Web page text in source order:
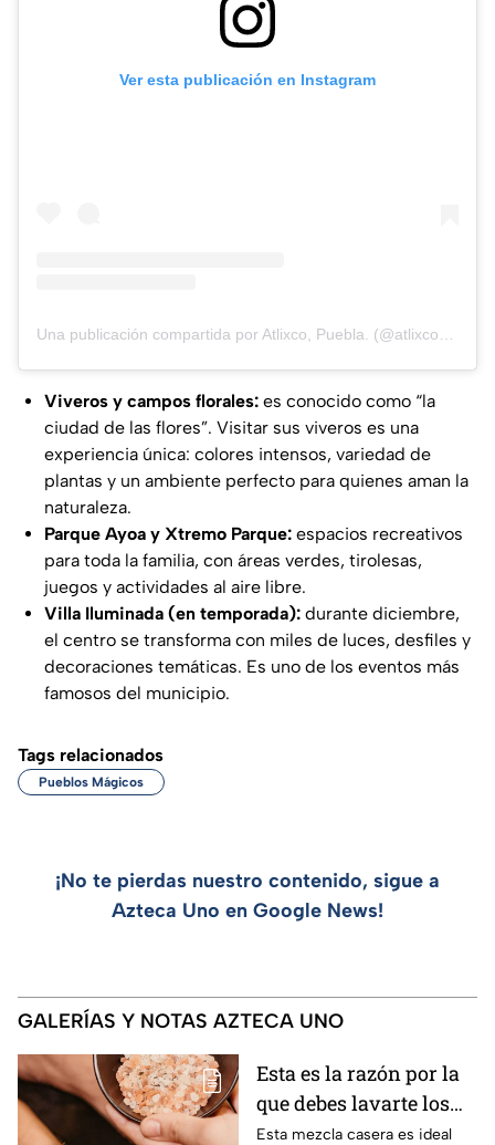
Ver esta publicación en Instagram
Viveros y campos florales: es conocido como “la
ciudad de las flores”. Visitar sus viveros es una
experiencia única: colores intensos, variedad de
plantas y un ambiente perfecto para quienes aman la
naturaleza.
Parque Ayoa y Xtremo Parque: espacios recreativos
para toda la familia, con áreas verdes, tirolesas,
juegos y actividades al aire libre.
Villa Iluminada (en temporada): durante diciembre,
el centro se transforma con miles de luces, desfiles y
decoraciones temáticas. Es uno de los eventos más
famosos del municipio.
Tags relacionados
Pueblos Mágicos
¡No te pierdas nuestro contenido, sigue a
Azteca Uno en Google News!
GALERÍAS Y NOTAS AZTECA UNO
Esta es la razón por la
que debes lavarte los
pies con sal y aceite de
Esta mezcla casera es ideal